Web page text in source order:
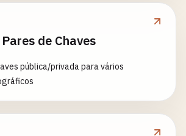
de Chaves
pública/privada para vários